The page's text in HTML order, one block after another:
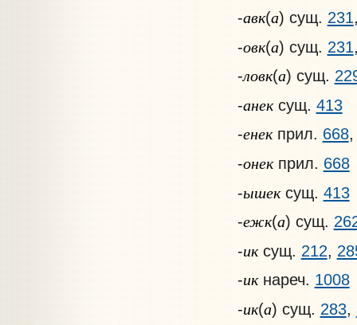
-авк(а) сущ. 231
-овк(а) сущ. 231
-ловк(а) сущ.
-анексущ. 413
-енекприл. 668
-онекприл. 668
-ышексущ. 413
-ежк(а) сущ.
-иксущ. 212,
-икнареч. 1008
-ик(а) сущ. 283,